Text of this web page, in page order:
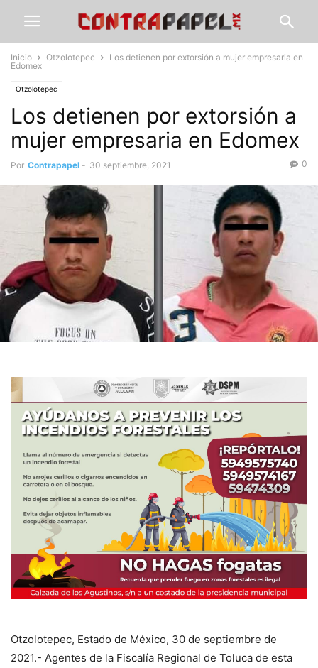
Inicio Otzolotepec
Los detienen por extorsión a mujer empresaria en
Edomex
Otzolotepec
Los detienen por extorsión a
mujer empresaria en Edomex
Por Contrapapel - 30 septiembre, 2021 0
Otzolotepec, Estado de México, 30 de septiembre de
2021.- Agentes de la Fiscalía Regional de Toluca de esta